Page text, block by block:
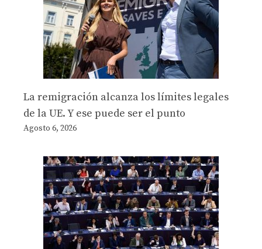
La remigración alcanza los límites legales
de la UE. Y ese puede ser el punto
Agosto 6, 2026